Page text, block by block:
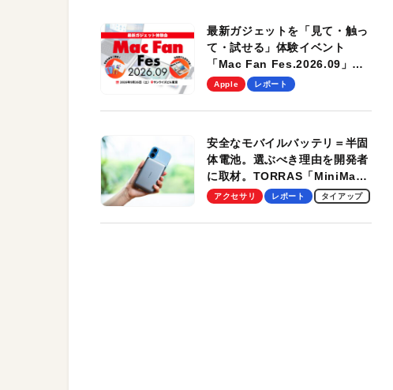
最新ガジェットを「見て・触っ
て・試せる」体験イベント
「Mac Fan Fes.2026.09」
を、9月26日（土）に開催しま
Apple レポート
安全なモバイルバッテリ＝半固
体電池。選ぶべき理由を開発者
に取材。TORRAS「MiniMag
Pro」の実機レビューも
アクセサリ レポート タイアップ